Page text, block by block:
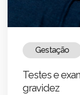
Gestação
Testes e
gravidez